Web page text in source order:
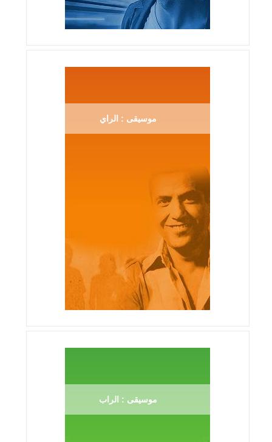
موسيقى : الراي
موسيقى : الراب